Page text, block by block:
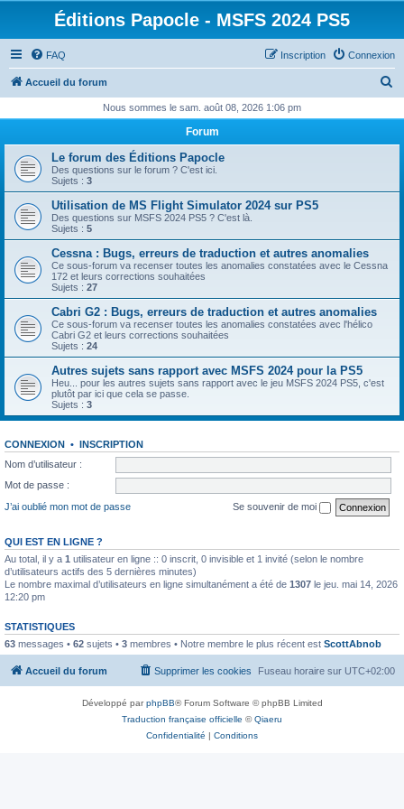
Éditions Papocle - MSFS 2024 PS5
FAQ Connexion
Inscription
Accueil du forum
h
r
Nous sommes le sam. août 08, 2026 1:06 pm
Forum
Le forum des Éditions Papocle
Des questions sur le forum ? C'est ici.
Sujets : 3
Utilisation de MS Flight Simulator 2024 sur PS5
Des questions sur MSFS 2024 PS5 ? C'est là.
Sujets : 5
Cessna : Bugs, erreurs de traduction et autres anomalies
Ce sous-forum va recenser toutes les anomalies constatées avec le Cessna
172 et leurs corrections souhaitées
Sujets : 27
Cabri G2 : Bugs, erreurs de traduction et autres anomalies
Ce sous-forum va recenser toutes les anomalies constatées avec l'hélico
Cabri G2 et leurs corrections souhaitées
Sujets : 24
Autres sujets sans rapport avec MSFS 2024 pour la PS5
Heu... pour les autres sujets sans rapport avec le jeu MSFS 2024 PS5, c'est
plutôt par ici que cela se passe.
Sujets : 3
CONNEXION • INSCRIPTION
Nom d’utilisateur :
Mot de passe :
J’ai oublié mon mot de passe
Se souvenir de moi
QUI EST EN LIGNE ?
Au total, il y a 1 utilisateur en ligne :: 0 inscrit, 0 invisible et 1 invité (selon le nombre
d’utilisateurs actifs des 5 dernières minutes)
Le nombre maximal d’utilisateurs en ligne simultanément a été de 1307 le jeu. mai 14, 2026
12:20 pm
STATISTIQUES
63 messages • 62 sujets • 3 membres • Notre membre le plus récent est ScottAbnob
Accueil du forum Fuseau horaire sur UTC+02:00
Supprimer les cookies
Développé parphpBB® Forum Software © phpBB Limited
Traduction française officielle ©Qiaeru
Confidentialité | Conditions